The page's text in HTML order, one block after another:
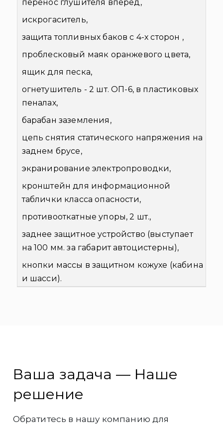
перенос глушителя вперед,
искрогаситель,
защита топливных баков с 4-х сторон ,
проблесковый маяк оранжевого цвета,
ящик для песка,
огнетушитель - 2 шт. ОП-6, в пластиковых
пеналах,
барабан заземления,
цепь снятия статического напряжения на
заднем брусе,
экранирование электропроводки,
кронштейн для информационной
таблички класса опасности,
противооткатные упоры, 2 шт.,
заднее защитное устройство (выступает
на 100 мм. за габарит автоцистерны),
кнопки массы в защитном кожухе (кабина
и шасси).
Ваша задача — Наше
решение
Обратитесь в нашу компанию для